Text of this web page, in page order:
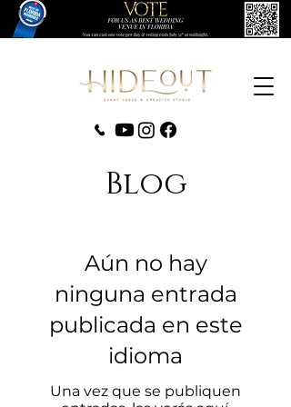
(407) 279-0980
Blog
Aún no hay
ninguna entrada
publicada en este
idioma
Una vez que se publiquen